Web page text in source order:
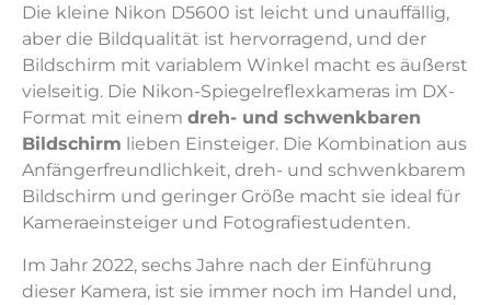
Die kleine Nikon D5600 ist leicht und unauffällig,
aber die Bildqualität ist hervorragend, und der
Bildschirm mit variablem Winkel macht es äußerst
vielseitig. Die Nikon-Spiegelreflexkameras im DX-
Format mit einem dreh- und schwenkbaren
Bildschirm lieben Einsteiger. Die Kombination aus
Anfängerfreundlichkeit, dreh- und schwenkbarem
Bildschirm und geringer Größe macht sie ideal für
Kameraeinsteiger und Fotografiestudenten.
Im Jahr 2022, sechs Jahre nach der Einführung
dieser Kamera, ist sie immer noch im Handel und,